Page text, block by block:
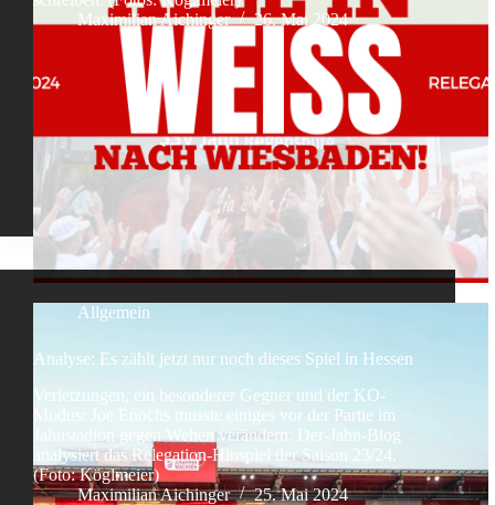
Maximilian Aichinger
26. Mai 2024
Allgemein
Analyse: Es zählt jetzt nur noch dieses Spiel in Hessen
Verletzungen, ein besonderer Gegner und der KO-
Modus: Joe Enochs musste einiges vor der Partie im
Jahnstadion gegen Wehen verändern. Der-Jahn-Blog
analysiert das Relegation-Hinspiel der Saison 23/24.
(Foto: Köglmeier)
Maximilian Aichinger
25. Mai 2024